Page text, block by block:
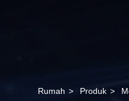
Rumah > Produk >